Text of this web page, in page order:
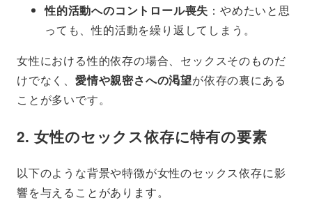
性的活動へのコントロール喪失 ：やめたいと思
っても、性的活動を繰り返してしまう。
女性における性的依存の場合、セックスそのものだ
けでなく、 愛情や親密さへの渇望が依存の裏にある
ことが多いです。
2. 女性のセックス依存に特有の要素
以下のような背景や特徴が女性のセックス依存に影
響を与えることがあります。